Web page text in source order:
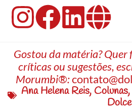
Gostou da matéria? Quer
críticas ou sugestões,
Morumbi®:
Ana Helena Reis, Colunas,
Dolce